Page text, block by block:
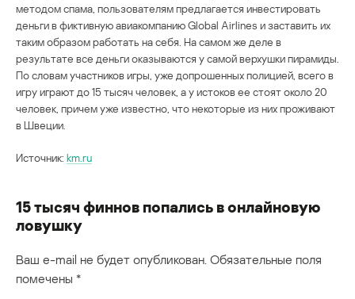
методом спама, пользователям предлагается инвестировать
деньги в фиктивную авиакомпанию Global Airlines и заставить их
таким образом работать на себя. На самом же деле в
результате все деньги оказываются у самой верхушки пирамиды.
По словам участников игры, уже допрошенных полицией, всего в
игру играют до 15 тысяч человек, а у истоков ее стоят около 20
человек, причем уже известно, что некоторые из них проживают
в Швеции.
Источник: km.ru
15 тысяч финнов попались в онлайновую
ловушку
Ваш e-mail не будет опубликован. Обязательные поля
помечены *